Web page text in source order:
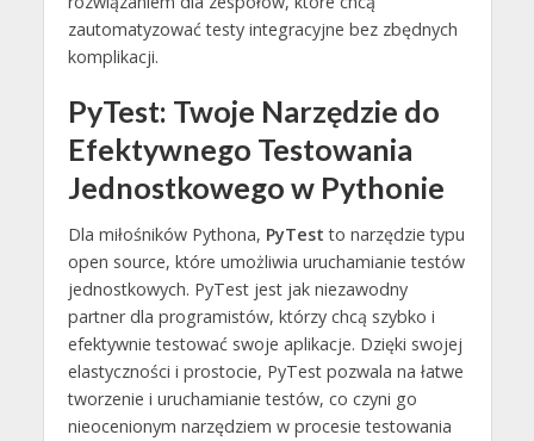
zautomatyzować testy integracyjne bez zbędnych
komplikacji.
PyTest: Twoje Narzędzie do
Efektywnego Testowania
Jednostkowego w Pythonie
Dla miłośników Pythona, PyTest to narzędzie typu
open source, które umożliwia uruchamianie testów
jednostkowych. PyTest jest jak niezawodny
partner dla programistów, którzy chcą szybko i
efektywnie testować swoje aplikacje. Dzięki swojej
elastyczności i prostocie, PyTest pozwala na łatwe
tworzenie i uruchamianie testów, co czyni go
nieocenionym narzędziem w procesie testowania